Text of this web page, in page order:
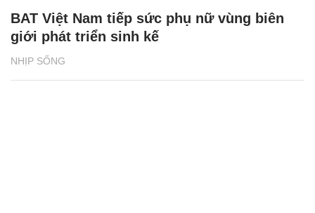
NHỊP SỐNG
BAT Việt Nam tiếp sức phụ nữ vùng biên
giới phát triển sinh kế